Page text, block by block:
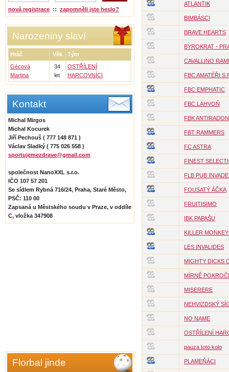
nová registrace :: zapomněli jste heslo?
Narozeniny slaví
Hráč Věk
Tým
Gécová
Martina
34
let
OSTŘÍLENÍ
HARCOVNÍCI
Kontakt
Michal Mirgos
Michal Kocurek
Jiří Pechouš ( 777 148 871 )
Václav Sladký ( 775 026 558 )
sportujemezdrave@gmail.com
společnost NanoXXL s.r.o.
IČO 107 57 201
Se sídlem Rybná 716/24, Praha, Staré Město,
PSČ: 110 00
Zapsaná u Městského soudu v Praze, v oddíle
C, vložka 347908
Florbal jinde
ATLANTIK
BIMBÁSCI
BRAVE HEARTS
BYROKRAT -
CAVALLINO
FBC AMATÉŘI
FBC EMPHATIC
FBC LAHVOŇ
FBK ANTIRADON
FBT RAMMERS
FC ASTRA
FINEST
FLB PUB
FOUSATÝ ÁČKA
FRUITISIMO
IBK PAPAŠU
KILLER
LES INVALIDES
MIGHTY DICKS
MÍRNĚ
MISERERE
NEHVIZDSKÝ
NO NAME
OSTŘÍLENÍ
pauza toto kolo
PLAMEŇÁCI